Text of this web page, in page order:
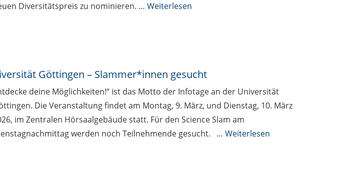
Diversitätspreis zu nominieren. … Weiterlesen
Göttingen – Slammer*innen gesucht
deine Möglichkeiten!“ ist das Motto der Infotage an der Universität
Die Veranstaltung findet am Montag, 9. März, und Dienstag, 10. März
im Zentralen Hörsaalgebäude statt. Für den Science Slam am
werden noch Teilnehmende gesucht. … Weiterlesen